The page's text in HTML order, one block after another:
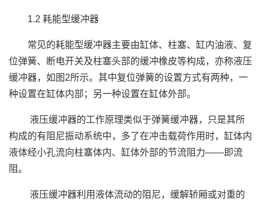
1.2 耗能型缓冲器
常见的耗能型缓冲器主要由缸体、柱塞、缸内油液、复
位弹簧、断电开关及柱塞头部的缓冲橡皮等构成，亦称液压
缓冲器，如图2所示。其中复位弹簧的设置方式有两种，一
种设置在缸体内部；另一种设置在缸体外部。
液压缓冲器的工作原理类似于弹簧缓冲器，只是其所
构成的有阻尼振动系统中，多了在冲击载荷作用时，缸体内
液体经小孔流向柱塞体内、缸体外部的节流阻力——即流
阻。
液压缓冲器利用液体流动的阻尼，缓解轿厢或对重的